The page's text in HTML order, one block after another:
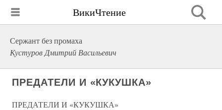
ВикиЧтение
Сержант без промаха
Кустуров Дмитрий Васильевич
ПРЕДАТЕЛИ И «КУКУШКА»
ПРЕДАТЕЛИ И «КУКУШКА»